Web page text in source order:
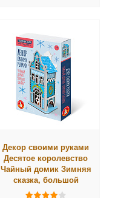
Декор своими руками
Десятое королевство
Чайный домик Зимняя
сказка, большой